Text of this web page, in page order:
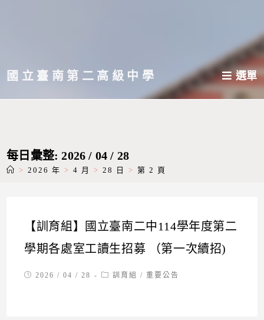
主國立臺南第二高級中學 選單
每日彙整: 2026 / 04 / 28
> 2026 年 > 4 月 > 28 日 > 第 2 頁
【訓育組】國立臺南二中114學年度第二
學期各處室工讀生招募 （第一次續招)
Post2026 / 04 / 28
Post訓育組 / 重要公告